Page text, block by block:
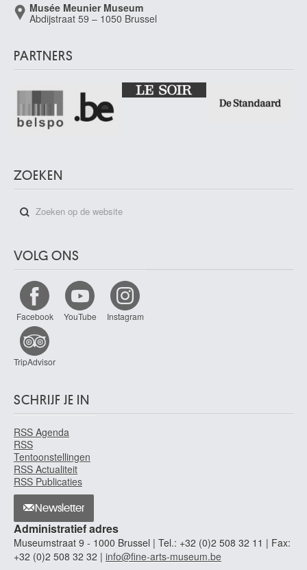
Musée Meunier Museum
Abdijstraat 59 – 1050 Brussel
PARTNERS
ZOEKEN
VOLG ONS
Facebook YouTube Instagram
TripAdvisor
SCHRIJF JE IN
RSS Agenda
RSS
Tentoonstellingen
RSS Actualiteit
RSS Publicaties
Newsletter
Administratief adres
Museumstraat 9 - 1000 Brussel | Tel.: +32 (0)2 508 32 11 | Fax:
+32 (0)2 508 32 32 | info@fine-arts-museum.be